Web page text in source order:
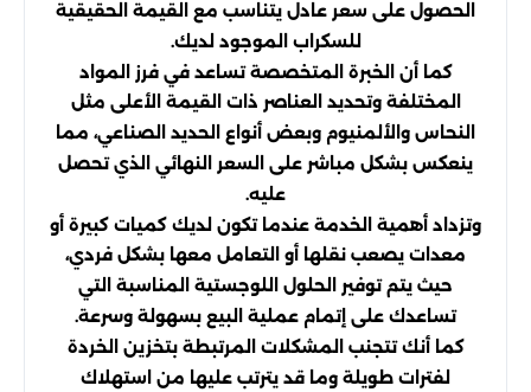
الحصول على سعر عادل يتناسب مع القيمة الحقيقية
للسكراب الموجود لديك.
كما أن الخبرة المتخصصة تساعد في فرز المواد
المختلفة وتحديد العناصر ذات القيمة الأعلى مثل
النحاس والألمنيوم وبعض أنواع الحديد الصناعي، مما
ينعكس بشكل مباشر على السعر النهائي الذي تحصل
عليه.
وتزداد أهمية الخدمة عندما تكون لديك كميات كبيرة أو
معدات يصعب نقلها أو التعامل معها بشكل فردي،
حيث يتم توفير الحلول اللوجستية المناسبة التي
تساعدك على إتمام عملية البيع بسهولة وسرعة.
كما أنك تتجنب المشكلات المرتبطة بتخزين الخردة
لفترات طويلة وما قد يترتب عليها من استهلاك